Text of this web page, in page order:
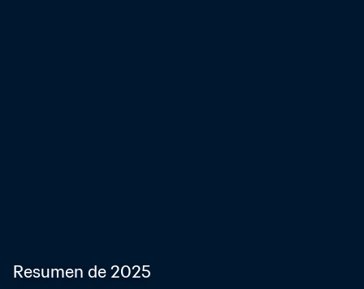
Resumen de 2025